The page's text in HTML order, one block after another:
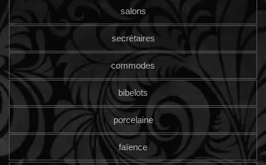
salons
secrétaires
commodes
bibelots
porcelaine
faïence